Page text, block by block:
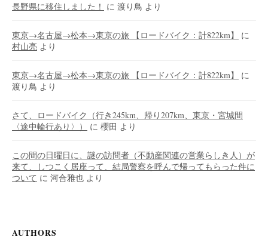
長野県に移住しました！ に 渡り鳥 より
東京→名古屋→松本→東京の旅 【ロードバイク：計822km】
に
村山亮 より
東京→名古屋→松本→東京の旅 【ロードバイク：計822km】
に
渡り鳥 より
さて、ロードバイク（行き245km、帰り207km、東京・宮城間
〈途中輪行あり〉）
に 櫻田 より
この間の日曜日に、謎の訪問者（不動産関連の営業らしき人）が
来て、しつこく居座って、結局警察を呼んで帰ってもらった件に
ついて に 河合雅也 より
AUTHORS